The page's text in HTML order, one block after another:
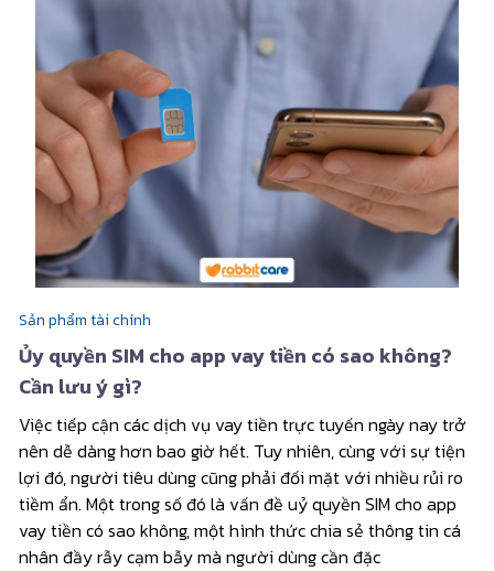
Sản phẩm tài chính
Ủy quyền SIM cho app vay tiền có sao không?
Cần lưu ý gì?
Việc tiếp cận các dịch vụ vay tiền trực tuyến ngày nay trở
nên dễ dàng hơn bao giờ hết. Tuy nhiên, cùng với sự tiện
lợi đó, người tiêu dùng cũng phải đối mặt với nhiều rủi ro
tiềm ẩn. Một trong số đó là vấn đề uỷ quyền SIM cho app
vay tiền có sao không, một hình thức chia sẻ thông tin cá
nhân đầy rẫy cạm bẫy mà người dùng cần đặc